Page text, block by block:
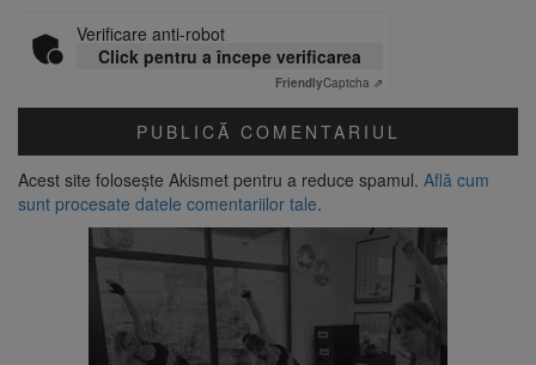
Verificare anti-robot
Click pentru a începe verificarea
FriendlyCaptcha ⇗
Acest site folosește Akismet pentru a reduce spamul. Află cum
sunt procesate datele comentariilor tale.